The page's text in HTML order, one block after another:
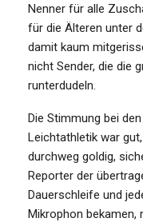
Nenner für alle
für die Älteren unter
damit kaum
nicht Sender, die die
runterdudeln.
Die Stimmung bei
Leichtathletik war
durchweg goldig,
Reporter der
Dauerschleife und
Mikrophon bekamen,